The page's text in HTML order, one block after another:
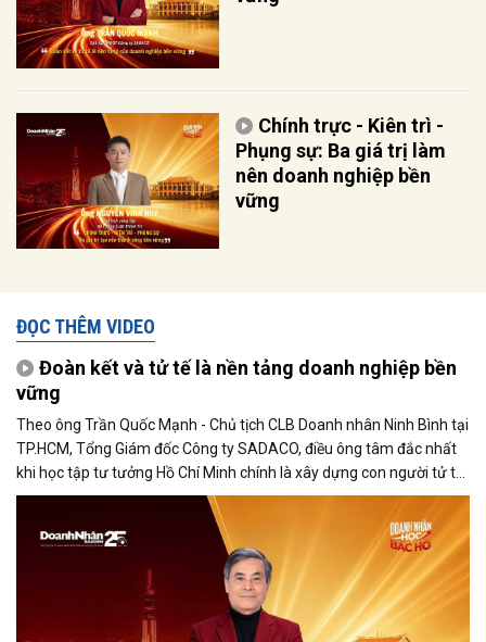
Chính trực - Kiên trì -
Phụng sự: Ba giá trị làm
nên doanh nghiệp bền
vững
ĐỌC THÊM VIDEO
Đoàn kết và tử tế là nền tảng doanh nghiệp bền
vững
Theo ông Trần Quốc Mạnh - Chủ tịch CLB Doanh nhân Ninh Bình tại
TP.HCM, Tổng Giám đốc Công ty SADACO, điều ông tâm đắc nhất
khi học tập tư tưởng Hồ Chí Minh chính là xây dựng con người tử tế
và phát huy sức mạnh đại đoàn kết.